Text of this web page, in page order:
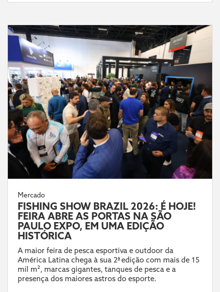
Mercado
FISHING SHOW BRAZIL 2026: É HOJE!
FEIRA ABRE AS PORTAS NA SÃO
PAULO EXPO, EM UMA EDIÇÃO
HISTÓRICA
A maior feira de pesca esportiva e outdoor da
América Latina chega à sua 2ª edição com mais de 15
mil m², marcas gigantes, tanques de pesca e a
presença dos maiores astros do esporte.